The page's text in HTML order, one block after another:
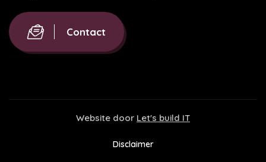
Contact
Website door Let's build IT
Disclaimer